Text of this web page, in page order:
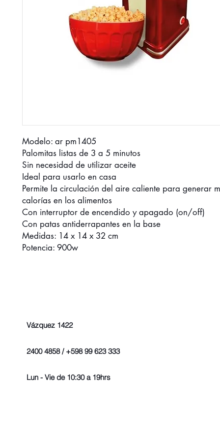
Modelo: ar pm1405
Palomitas listas de 3 a 5 minutos
Sin necesidad de utilizar aceite
Ideal para usarlo en casa
Permite la circulación del aire caliente para generar
calorías en los alimentos
Con interruptor de encendido y apagado (on/off)
Con patas antiderrapantes en la base
Medidas: 14 x 14 x 32 cm
Potencia: 900w
Vázquez 1422
2400 4858 / +598 99 623 333
Lun - Vie de 10:30 a 19hrs